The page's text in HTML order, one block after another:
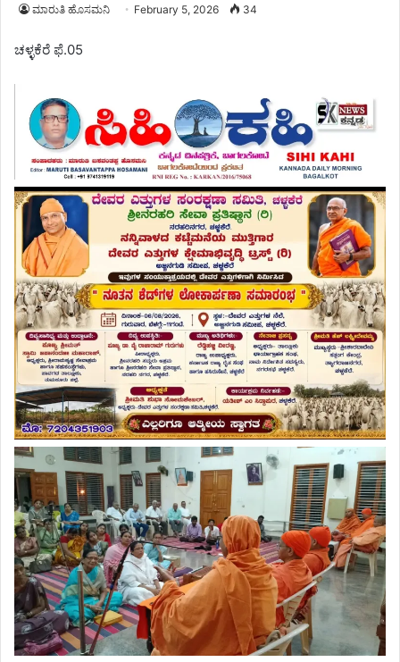
ಮಾರುತಿ ಹೊಸಮನಿ February 5, 2026 34
ಚಳ್ಳಕೆರೆ ಫೆ.05